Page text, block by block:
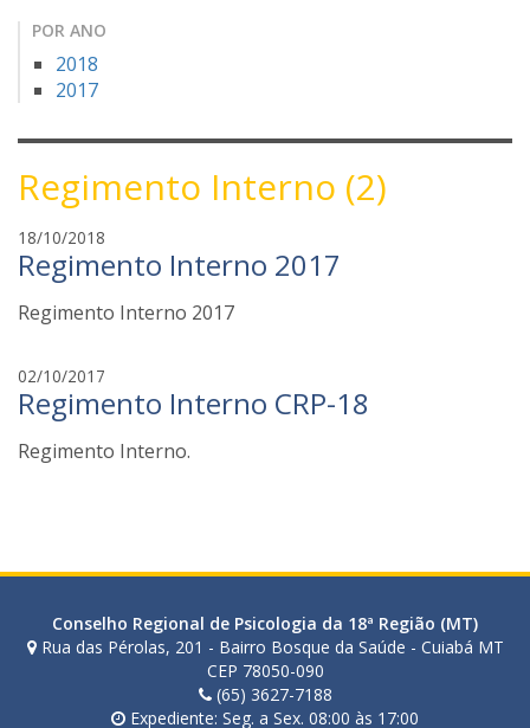
POR ANO
2018
2017
Regimento Interno (2)
18/10/2018
a
i
t
o
Regimento Interno 2017
Regimento Interno 2017
02/10/2017
a
i
o
i
Regimento Interno CRP-18
Regimento Interno.
Conselho Regional de Psicologia da 18ª Região (MT)
Rua das Pérolas, 201 - Bairro Bosque da Saúde - Cuiabá MT
CEP 78050-090
(65) 3627-7188
Expediente: Seg. a Sex. 08:00 às 17:00